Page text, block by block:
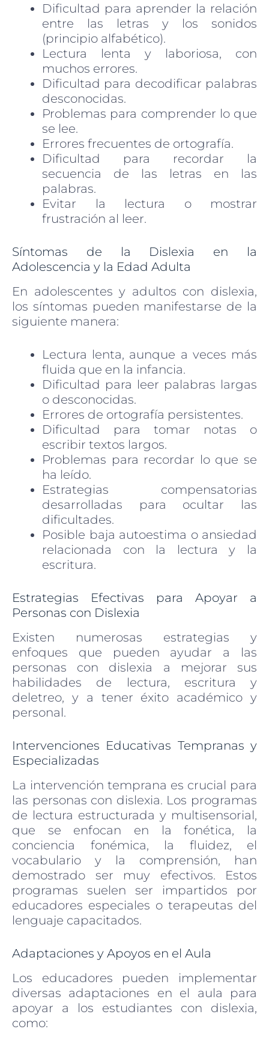
Dificultad para aprender la relación
entre las letras y los sonidos
(principio alfabético).
Lectura lenta y laboriosa, con
muchos errores.
Dificultad para decodificar palabras
desconocidas.
Problemas para comprender lo que
se lee.
Errores frecuentes de ortografía.
Dificultad para recordar la
secuencia de las letras en las
palabras.
Evitar la lectura o mostrar
frustración al leer.
Síntomas de la Dislexia en la
Adolescencia y la Edad Adulta
En adolescentes y adultos con dislexia,
los síntomas pueden manifestarse de la
siguiente manera:
Lectura lenta, aunque a veces más
fluida que en la infancia.
Dificultad para leer palabras largas
o desconocidas.
Errores de ortografía persistentes.
Dificultad para tomar notas o
escribir textos largos.
Problemas para recordar lo que se
ha leído.
Estrategias compensatorias
desarrolladas para ocultar las
dificultades.
Posible baja autoestima o ansiedad
relacionada con la lectura y la
escritura.
Estrategias Efectivas para Apoyar a
Personas con Dislexia
Existen numerosas estrategias y
enfoques que pueden ayudar a las
personas con dislexia a mejorar sus
habilidades de lectura, escritura y
deletreo, y a tener éxito académico y
personal.
Intervenciones Educativas Tempranas y
Especializadas
La intervención temprana es crucial para
las personas con dislexia. Los programas
de lectura estructurada y multisensorial,
que se enfocan en la fonética, la
conciencia fonémica, la fluidez, el
vocabulario y la comprensión, han
demostrado ser muy efectivos. Estos
programas suelen ser impartidos por
educadores especiales o terapeutas del
lenguaje capacitados.
Adaptaciones y Apoyos en el Aula
Los educadores pueden implementar
diversas adaptaciones en el aula para
apoyar a los estudiantes con dislexia,
como: